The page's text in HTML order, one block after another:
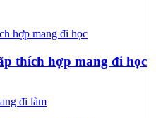
thích hợp mang đi học